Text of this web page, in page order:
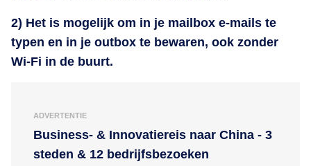
2) Het is mogelijk om in je mailbox e-mails te
typen en in je outbox te bewaren, ook zonder
Wi-Fi in de buurt.
ADVERTENTIE
Business- & Innovatiereis naar China - 3
steden & 12 bedrijfsbezoeken